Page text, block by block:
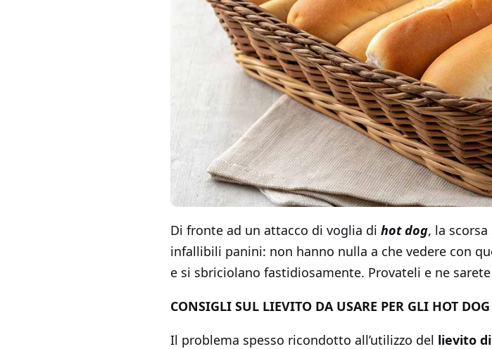
Di fronte ad un attacco di voglia di hot dog, la
infallibili panini: non hanno nulla a che vedere con
e si sbriciolano fastidiosamente. Provateli e ne
CONSIGLI SUL LIEVITO DA USARE PER GLI HOT DOG
Il problema spesso ricondotto all’utilizzo del lievito